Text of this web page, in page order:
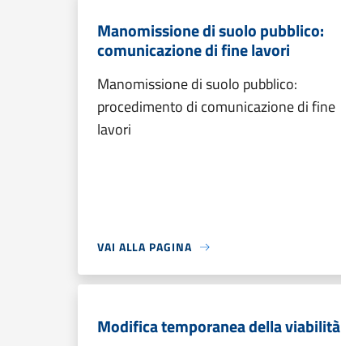
Manomissione di suolo pubblico:
comunicazione di fine lavori
Manomissione di suolo pubblico:
procedimento di comunicazione di fine
lavori
VAI ALLA PAGINA
Modifica temporanea della viabilità